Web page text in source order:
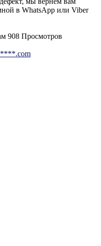
в WhatsApp или Viber
908 Просмотров